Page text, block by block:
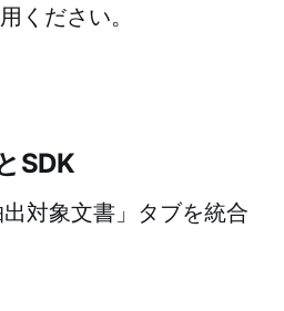
ください。
SDK
対象文書」タブを統合